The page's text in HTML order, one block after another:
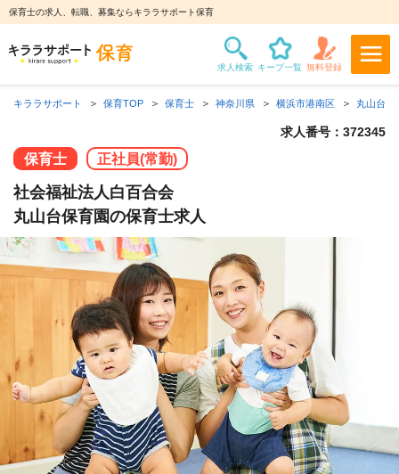
保育士の求人、転職、募集ならキララサポート保育
キララサポート 保育TOP 保育士 神奈川県 横浜市港南区 丸山台保
求人番号：372345
保育士 正社員(常勤)
社会福祉法人白百合会
丸山台保育園の保育士求人